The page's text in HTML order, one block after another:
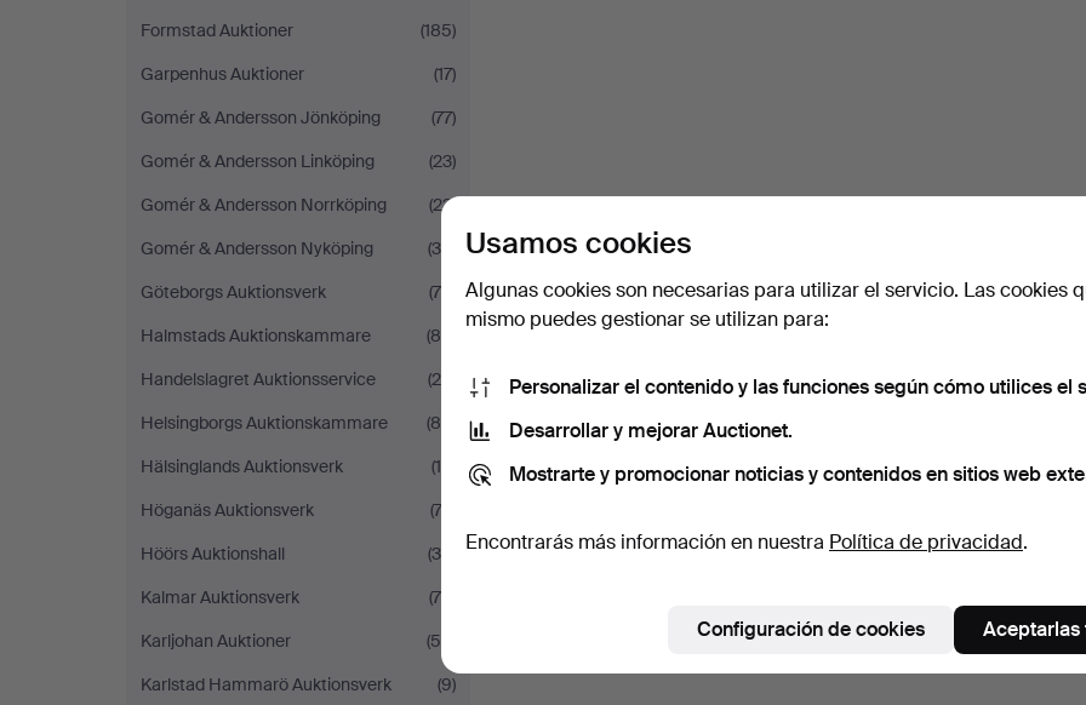
Formstad Auktioner
(185)
Garpenhus Auktioner
(17)
Gomér & Andersson Jönköping
(77)
Gomér & Andersson Linköping
(23)
Gomér & Andersson Norrköping
(23)
Gomér & Andersson Nyköping
(30)
Göteborgs Auktionsverk
(75)
Halmstads Auktionskammare
(85)
Handelslagret Auktionsservice
(20)
Helsingborgs Auktionskammare
(85)
Hälsinglands Auktionsverk
(15)
Höganäs Auktionsverk
(74)
Höörs Auktionshall
(36)
Kalmar Auktionsverk
(78)
Karljohan Auktioner
(55)
Karlstad Hammarö Auktionsverk
(9)
Usamos cookies
Algunas cookies son necesarias para utilizar el servicio. Las cookies
mismo puedes gestionar se utilizan para:
Personalizar el contenido y las funciones según cómo utilices el
Desarrollar y mejorar Auctionet.
Mostrarte y promocionar noticias y contenidos en sitios web
Encontrarás más información en nuestra Política de privacidad.
Configuración de cookies Aceptarlas